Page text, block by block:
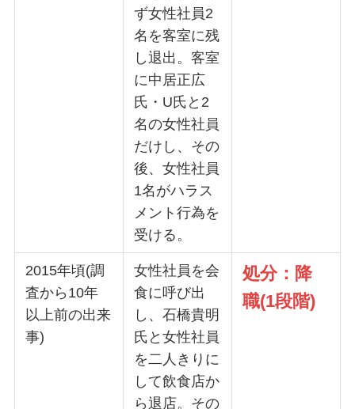
ず女性社員2
名を客室に残
し退出。客室
に中居正広
氏・U氏と2
名の女性社員
だけし、その
後、女性社員
1名がハラス
メント行為を
受ける。
2015年頃(調
査から10年
以上前の出来
事)
女性社員を会
食に呼び出
し、石橋貴明
氏と女性社員
を二人きりに
して飲食店か
ら退店。その
処分：降
職(1段階)